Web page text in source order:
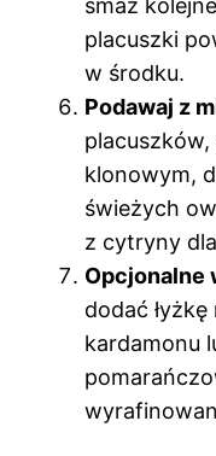
placuszki
w środku.
Podawaj z
klonowym,
świeżych
z cytryny
Opcjonalne
dodać
kardamonu